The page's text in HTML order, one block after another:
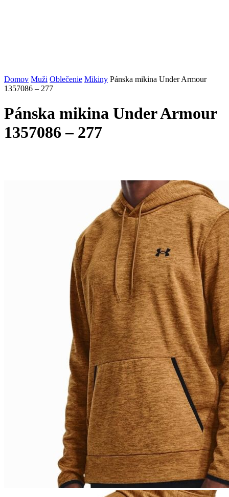
Domov Muži Oblečenie Mikiny Pánska mikina Under Armour
1357086 – 277
Pánska mikina Under Armour
1357086 – 277